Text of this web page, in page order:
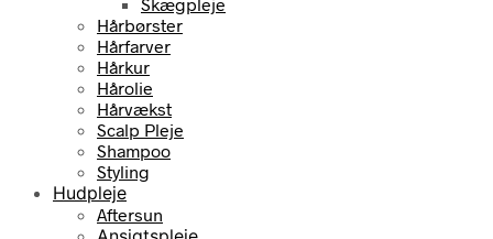
Skægpleje
Hårbørster
Hårfarver
Hårkur
Hårolie
Hårvækst
Scalp Pleje
Shampoo
Styling
Hudpleje
Aftersun